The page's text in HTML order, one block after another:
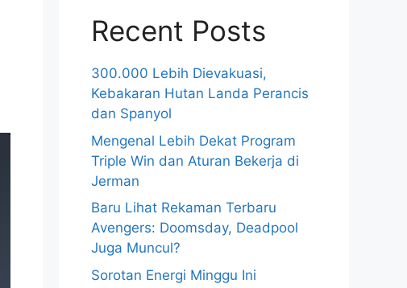
Recent Posts
300.000 Lebih Dievakuasi,
Kebakaran Hutan Landa Perancis
dan Spanyol
Mengenal Lebih Dekat Program
Triple Win dan Aturan Bekerja di
Jerman
Baru Lihat Rekaman Terbaru
Avengers: Doomsday, Deadpool
Juga Muncul?
Sorotan Energi Minggu Ini